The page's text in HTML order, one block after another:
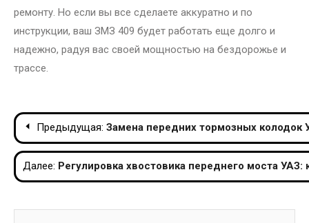
ремонту. Но если вы все сделаете аккуратно и по
инструкции, ваш ЗМЗ 409 будет работать еще долго и
надежно, радуя вас своей мощностью на бездорожье и
трассе.
Навигация
по
записям
Предыдущая: Замена передних тормозных колодок
Далее: Регулировка хвостовика переднего моста